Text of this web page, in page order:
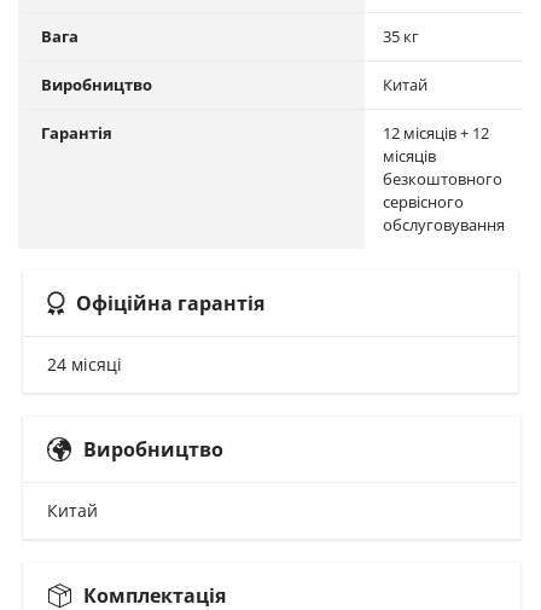
Вага 35 кг
Виробництво Китай
Гарантія
12 місяців + 12
місяців
безкоштовного
сервісного
обслуговування
Офіційна гарантія
24 місяці
Виробництво
Китай
Комплектація